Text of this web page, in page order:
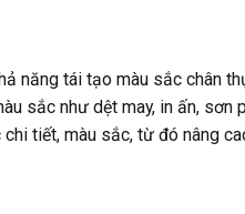
năng tái tạo màu sắc chân
sắc như dệt may, in ấn,
tiết, màu sắc, từ đó nâng